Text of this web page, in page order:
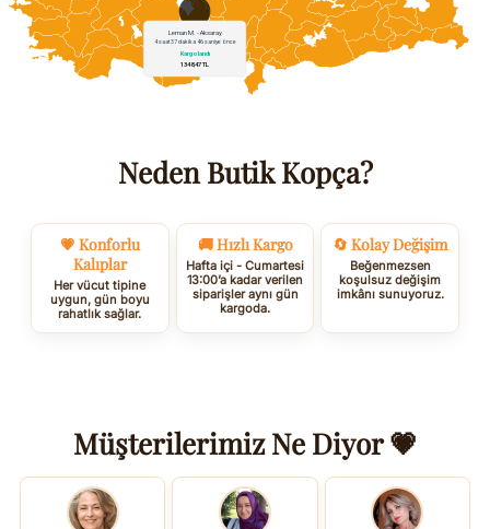
Neden Butik Kopça?
💗 Konforlu
Kalıplar
Her vücut tipine
uygun, gün boyu
rahatlık sağlar.
🚚 Hızlı Kargo
Hafta içi - Cumartesi
13:00’a kadar verilen
siparişler aynı gün
kargoda.
🔄 Kolay Değişim
Beğenmezsen
koşulsuz değişim
imkânı sunuyoruz.
Müşterilerimiz Ne Diyor 💗